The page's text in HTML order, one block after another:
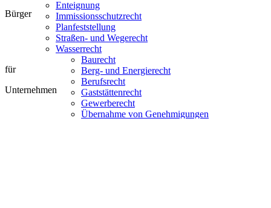
Bürger
Enteignung
Immissionsschutzrecht
Planfeststellung
Straßen- und Wegerecht
Wasserrecht
für
Unternehmen
Baurecht
Berg- und Energierecht
Berufsrecht
Gaststättenrecht
Gewerberecht
Übernahme von Genehmigungen